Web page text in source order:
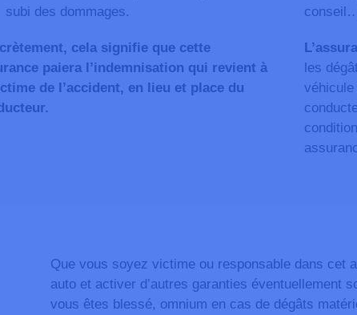
subi des dommages.
cela signifie que cette
paiera l’indemnisation qui revient à
de l’accident, en lieu et place du
les
Que vous soyez victime ou responsable dans cet
auto et activer d’autres garanties éventuellement
vous êtes blessé, omnium en cas de dégâts